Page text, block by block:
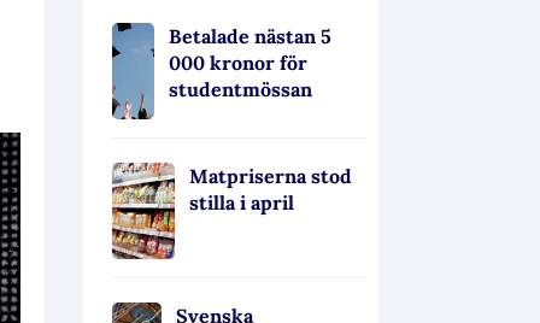
Betalade nästan 5
000 kronor för
studentmössan
Matpriserna stod
stilla i april
Svenska